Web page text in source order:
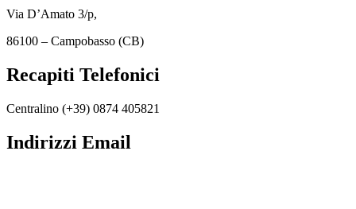
Via D’Amato 3/p,
86100 – Campobasso (CB)
Recapiti Telefonici
Centralino (+39) 0874 405821
Indirizzi Email